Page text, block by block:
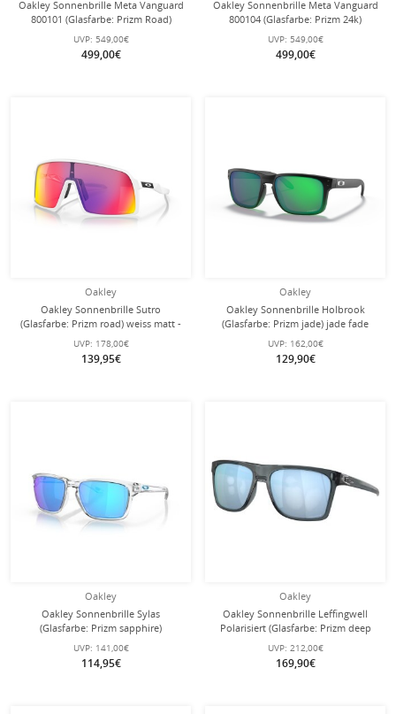
Oakley Sonnenbrille Meta Vanguard
800101 (Glasfarbe: Prizm Road)
schwarz - 1 Brille mit
Hartschalenetui
UVP: 549,00€
499,00€
Oakley Sonnenbrille Meta Vanguard
800104 (Glasfarbe: Prizm 24k)
schwarz - 1 Brille mit
Hartschalenetui
UVP: 549,00€
499,00€
Oakley
Oakley Sonnenbrille Sutro
(Glasfarbe: Prizm road) weiss matt -
1 Brille mit Hartschalenetui
UVP: 178,00€
139,95€
Oakley
Oakley Sonnenbrille Holbrook
(Glasfarbe: Prizm jade) jade fade
grün - 1 Brille
UVP: 162,00€
129,90€
Oakley
Oakley Sonnenbrille Sylas
(Glasfarbe: Prizm sapphire)
transparent glänzend - 1 Brille
UVP: 141,00€
114,95€
Oakley
Oakley Sonnenbrille Leffingwell
Polarisiert (Glasfarbe: Prizm deep
water polarized) kristallschwarz - 1
Brille
UVP: 212,00€
169,90€